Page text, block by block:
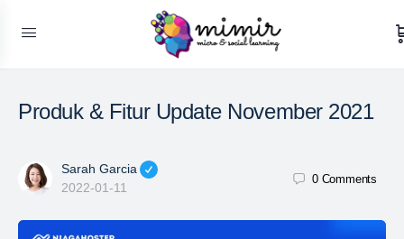
Produk & Fitur Update November 2021
Sarah Garcia
2022-01-11
0 Comments